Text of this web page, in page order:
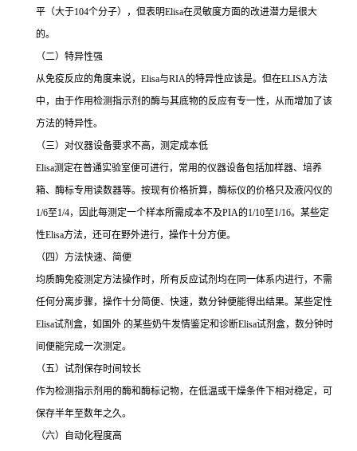
平（大于104个分子），但表明Elisa在灵敏度方面的改进潜力是很大
的。
（二）特异性强
从免疫反应的角度来说， Elisa与RIA的特异性应该是。但在ELISA方法
中，由于作用检测指示剂的酶与其底物的反应有专一性，从而增加了该
方法的特异性。
（三）对仪器设备要求不高，测定成本低
Elisa测定在普通实验室便可进行，常用的仪器设备包括加样器、培养
箱、酶标专用读数器等。按现有价格折算，酶标仪的价格只及液闪仪的
1/6至1/4，因此每测定一个样本所需成本不及PIA的1/10至1/16。某些定
性Elisa方法，还可在野外进行，操作十分方便。
（四）方法快速、简便
均质酶免疫测定方法操作时，所有反应试剂均在同一体系内进行，不需
任何分离步骤，操作十分简便、快速，数分钟便能得出结果。某些定性
Elisa试剂盒，如国外 的某些奶牛发情鉴定和诊断Elisa试剂盒，数分钟时
间便能完成一次测定。
（五）试剂保存时间较长
作为检测指示剂用的酶和酶标记物，在低温或干燥条件下相对稳定，可
保存半年至数年之久。
（六）自动化程度高